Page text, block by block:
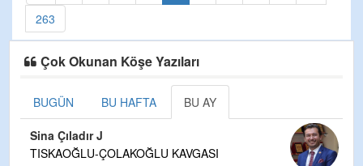
263
Çok Okunan Köşe Yazıları
BUGÜN BU HAFTA BU AY
Sina Çıladır J
TISKAOĞLU-ÇOLAKOĞLU KAVGASI